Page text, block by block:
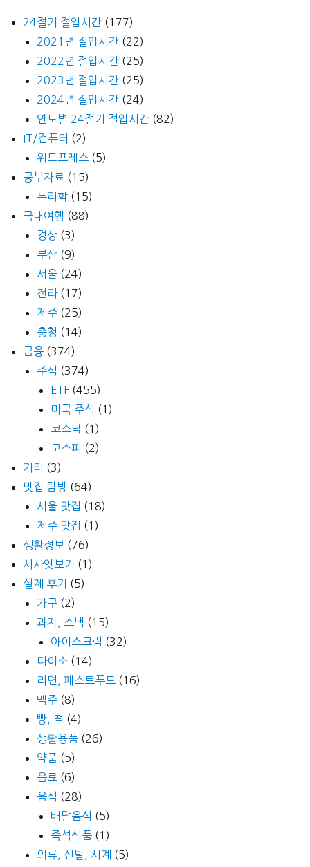
24절기 절입시간 (177)
2021년 절입시간 (22)
2022년 절입시간 (25)
2023년 절입시간 (25)
2024년 절입시간 (24)
연도별 24절기 절입시간 (82)
IT/컴퓨터 (2)
워드프레스 (5)
공부자료 (15)
논리학 (15)
국내여행 (88)
경상 (3)
부산 (9)
서울 (24)
전라(17)
제주 (25)
충청 (14)
금융 (374)
주식 (374)
ETF (455)
미국 주식 (1)
코스닥 (1)
코스피 (2)
기타(3)
맛집 탐방 (64)
서울 맛집 (18)
제주 맛집 (1)
생활정보 (76)
시사엿보기
(1)
실제 후기
(5)
가구 (2)
과자, 스낵 (15)
아이스크림 (32)
다이소 (14)
라면, 패스트푸드 (16)
맥주 (8)
빵, 떡 (4)
생활용품 (26)
약품 (5)
음료 (6)
음식 (28)
배달음식 (5)
즉석식품 (1)
의류, 신발, 시계
(5)